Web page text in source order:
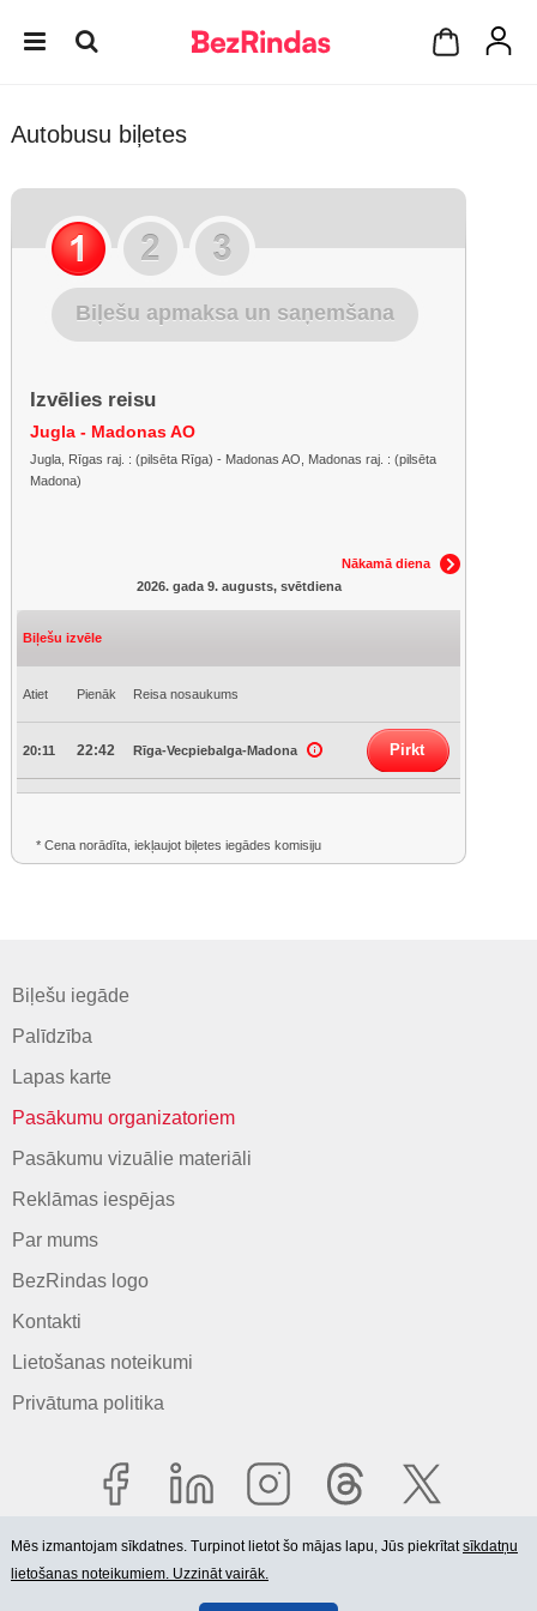
Autobusu biļetes
Biļešu apmaksa un saņemšana
Izvēlies reisu
Jugla - Madonas AO
Jugla, Rīgas raj. : (pilsēta Rīga) - Madonas AO, Madonas raj. : (pilsēta
Madona)
Nākamā diena
2026. gada 9. augusts, svētdiena
Biļešu izvēle
Atiet Pienāk Reisa nosaukums
20:11 22:42 Rīga-Vecpiebalga-Madona Pirkt
* Cena norādīta, iekļaujot biļetes iegādes komisiju
Biļešu iegāde
Palīdzība
Lapas karte
Pasākumu organizatoriem
Pasākumu vizuālie materiāli
Reklāmas iespējas
Par mums
BezRindas logo
Kontakti
Lietošanas noteikumi
Privātuma politika
© 2006-2026 SIA "BEZRINDAS.LV".
Mēs izmantojam sīkdatnes. Turpinot lietot šo mājas lapu, Jūs piekrītatsīkdatņu
lietošanas noteikumiem. Uzzināt vairāk.